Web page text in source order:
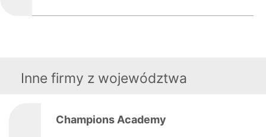
Inne firmy z województwa
Champions Academy